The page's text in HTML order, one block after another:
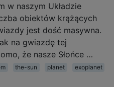
w naszym Układzie
obiektów krążących
jest dość masywna.
na gwiazdę tej
że nasze Słońce …
the-sun planet exoplanet